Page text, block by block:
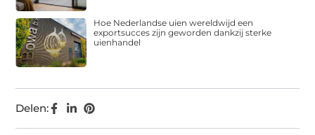
Delen:
Hoe Nederlandse uien wereldwijd een
exportsucces zijn geworden dankzij sterke
uienhandel